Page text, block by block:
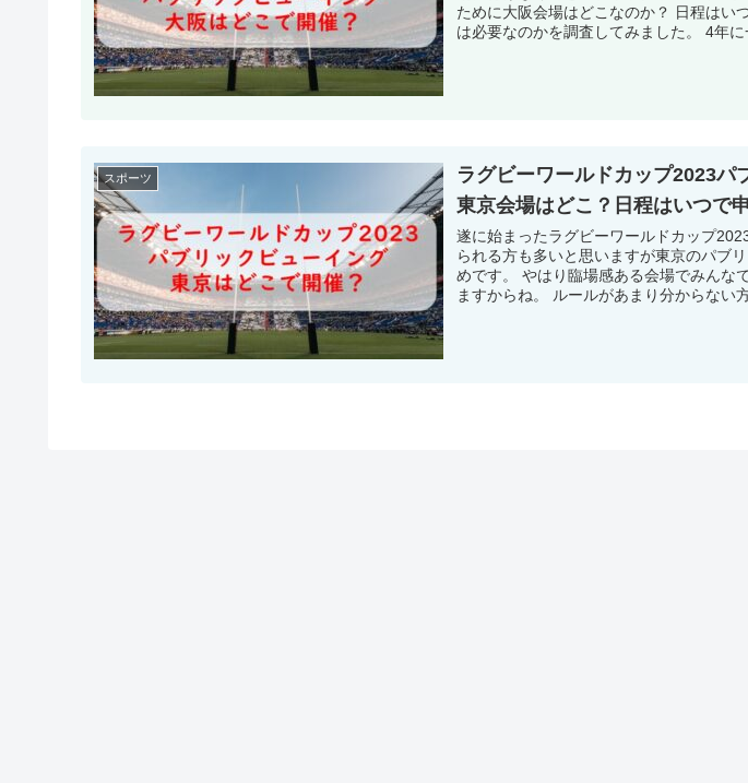
ために大阪会場はどこなのか？ 日程はい
は必要なのかを調査してみました。 4年に
スポーツ
ラグビーワールドカップ2023パ
東京会場はどこ？日程はいつで
遂に始まったラグビーワールドカップ
られる方も多いと思いますが東京のパブ
めです。 やはり臨場感ある会場でみんな
ますからね。 ルールがあまり分からない